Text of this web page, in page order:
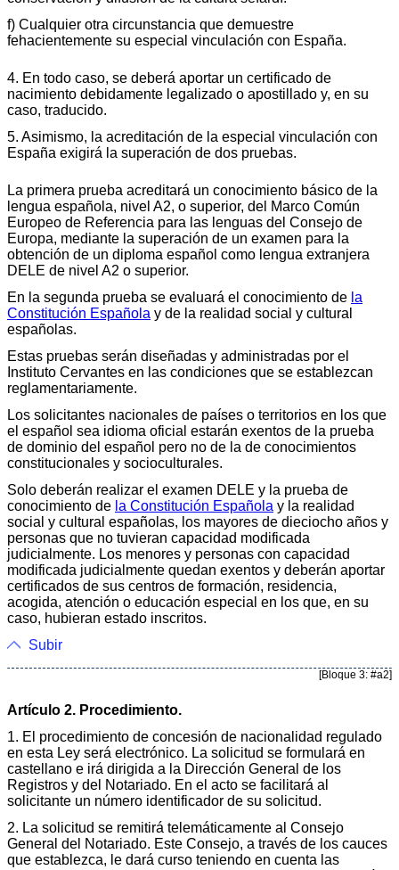
f) Cualquier otra circunstancia que demuestre
fehacientemente su especial vinculación con España.
4. En todo caso, se deberá aportar un certificado de
nacimiento debidamente legalizado o apostillado y, en su
caso, traducido.
5. Asimismo, la acreditación de la especial vinculación con
España exigirá la superación de dos pruebas.
La primera prueba acreditará un conocimiento básico de la
lengua española, nivel A2, o superior, del Marco Común
Europeo de Referencia para las lenguas del Consejo de
Europa, mediante la superación de un examen para la
obtención de un diploma español como lengua extranjera
DELE de nivel A2 o superior.
En la segunda prueba se evaluará el conocimiento de la
Constitución Española y de la realidad social y cultural
españolas.
Estas pruebas serán diseñadas y administradas por el
Instituto Cervantes en las condiciones que se establezcan
reglamentariamente.
Los solicitantes nacionales de países o territorios en los que
el español sea idioma oficial estarán exentos de la prueba
de dominio del español pero no de la de conocimientos
constitucionales y socioculturales.
Solo deberán realizar el examen DELE y la prueba de
conocimiento de la Constitución Española y la realidad
social y cultural españolas, los mayores de dieciocho años y
personas que no tuvieran capacidad modificada
judicialmente. Los menores y personas con capacidad
modificada judicialmente quedan exentos y deberán aportar
certificados de sus centros de formación, residencia,
acogida, atención o educación especial en los que, en su
caso, hubieran estado inscritos.
Subir
[Bloque 3: #a2]
Artículo 2. Procedimiento.
1. El procedimiento de concesión de nacionalidad regulado
en esta Ley será electrónico. La solicitud se formulará en
castellano e irá dirigida a la Dirección General de los
Registros y del Notariado. En el acto se facilitará al
solicitante un número identificador de su solicitud.
2. La solicitud se remitirá telemáticamente al Consejo
General del Notariado. Este Consejo, a través de los cauces
que establezca, le dará curso teniendo en cuenta las